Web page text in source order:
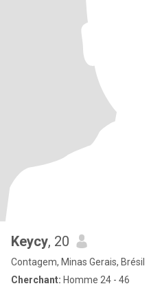
Keycy, 20
Contagem, Minas Gerais, Brésil
Cherchant: Homme 24 - 46